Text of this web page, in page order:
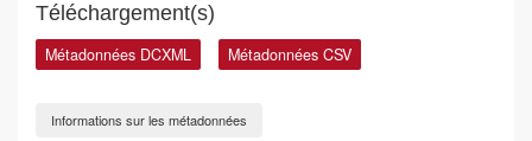
Téléchargement(s)
Métadonnées DCXML Métadonnées CSV
Informations sur les métadonnées